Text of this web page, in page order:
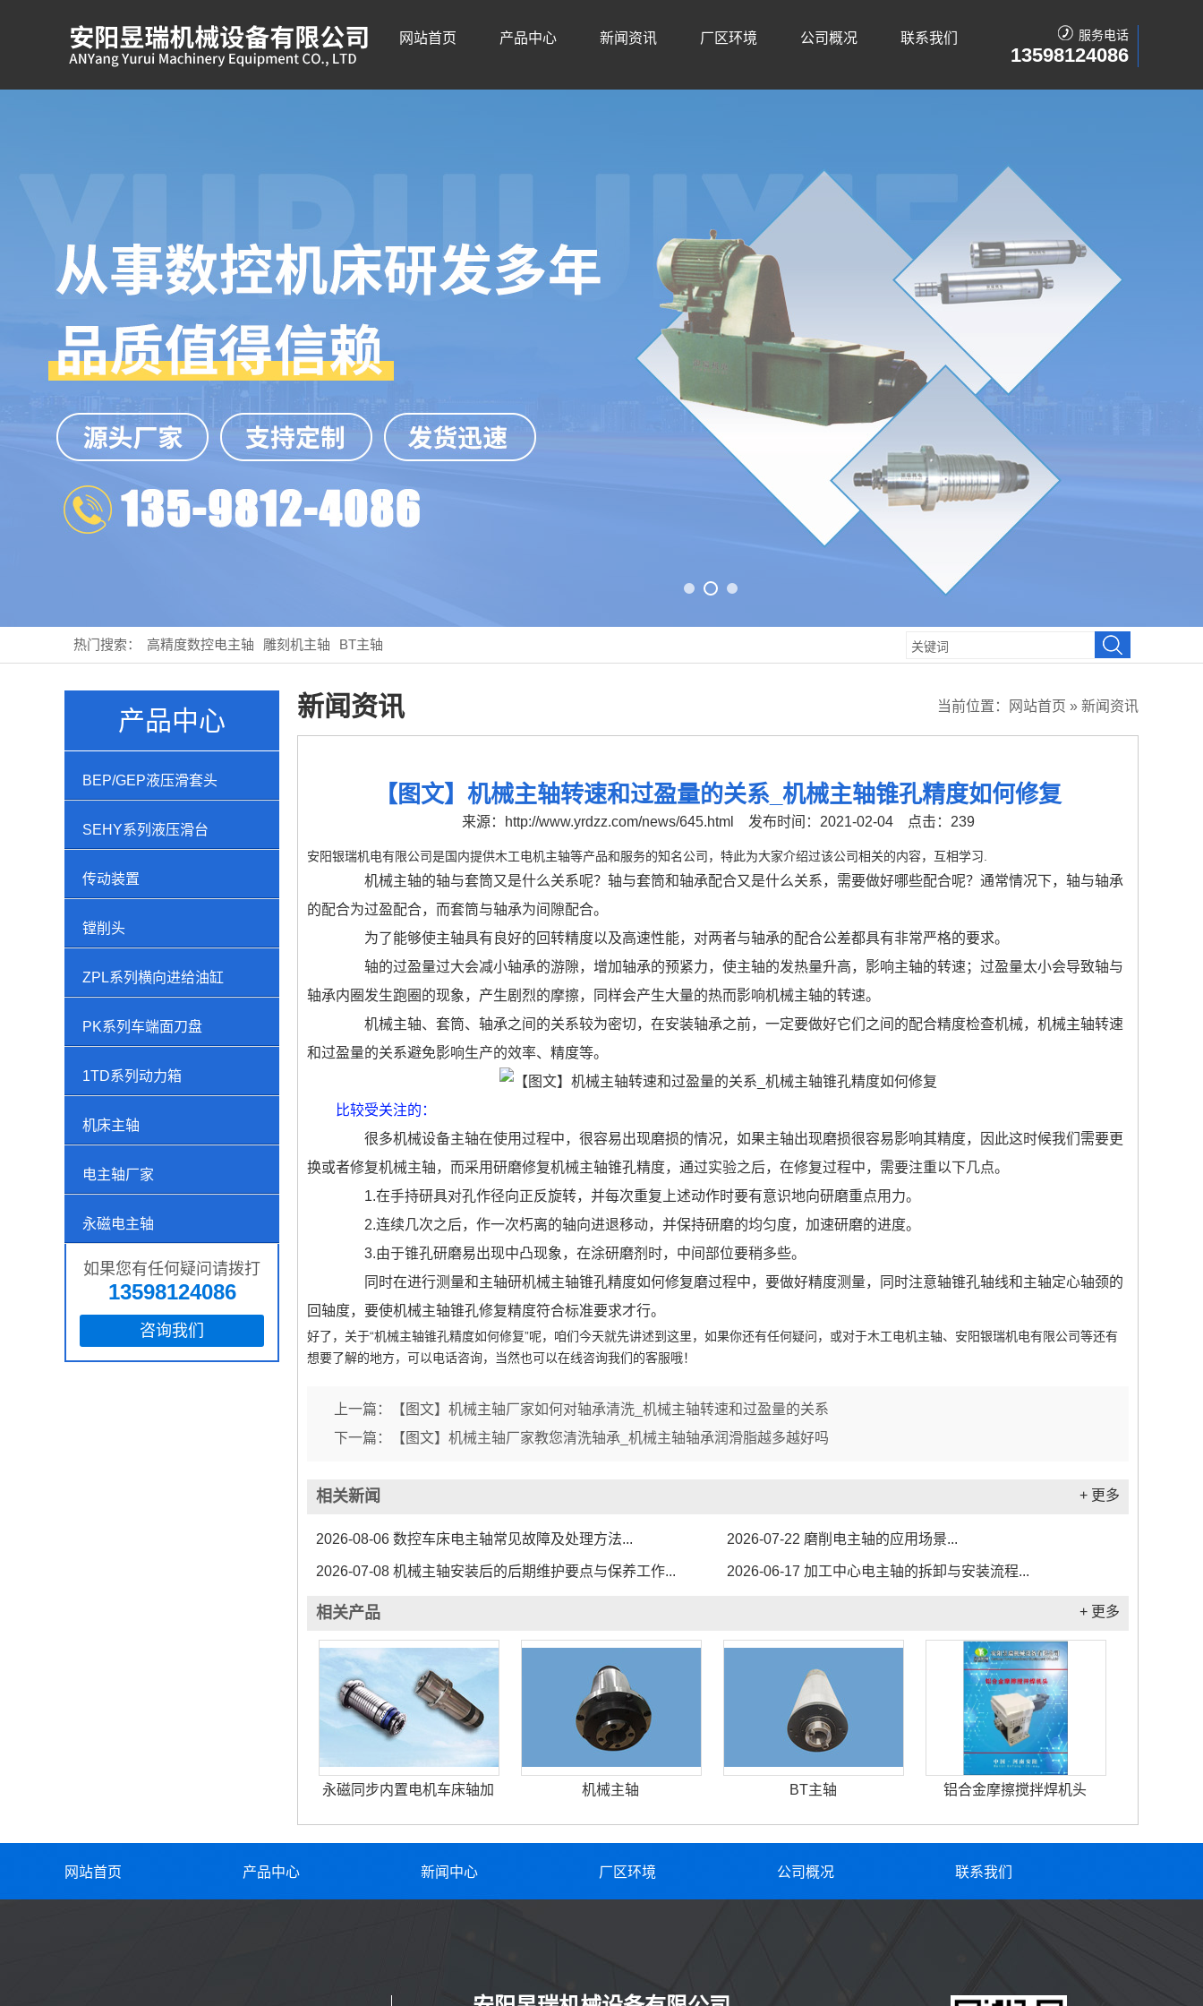
网站首页 产品中心 新闻资讯 厂区环境 公司概况 联系我们 服务电话
13598124086
1 2 3
热门搜索： 高精度数控电主轴 雕刻机主轴 BT主轴
产品中心
BEP/GEP液压滑套头
SEHY系列液压滑台
传动装置
镗削头
ZPL系列横向进给油缸
PK系列车端面刀盘
1TD系列动力箱
机床主轴
电主轴厂家
永磁电主轴
如果您有任何疑问请拨打
13598124086
咨询我们
新闻资讯 当前位置： 网站首页 » 新闻资讯
【图文】机械主轴转速和过盈量的关系_机械主轴锥孔精度如何修复
来源： http://www.yrdzz.com/news/645.html 发布时间：2021-02-04 点击：239
安阳银瑞机电有限公司是国内提供木工电机主轴等产品和服务的知名公司，特此为大家介绍过该公司相关的内容，互相学习.
机械主轴的轴与套筒又是什么关系呢？轴与套筒和轴承配合又是什么关系，需要做好哪些配合呢？通常情况下，轴与轴承
的配合为过盈配合，而套筒与轴承为间隙配合。
为了能够使主轴具有良好的回转精度以及高速性能，对两者与轴承的配合公差都具有非常严格的要求。
轴的过盈量过大会减小轴承的游隙，增加轴承的预紧力，使主轴的发热量升高，影响主轴的转速；过盈量太小会导致轴与
轴承内圈发生跑圈的现象，产生剧烈的摩擦，同样会产生大量的热而影响机械主轴的转速。
机械主轴、套筒、轴承之间的关系较为密切，在安装轴承之前，一定要做好它们之间的配合精度检查机械，机械主轴转速
和过盈量的关系避免影响生产的效率、精度等。
比较受关注的 ：
很多机械设备主轴在使用过程中，很容易出现磨损的情况，如果主轴出现磨损很容易影响其精度，因此这时候我们需要更
换或者修复机械主轴，而采用研磨修复机械主轴锥孔精度，通过实验之后，在修复过程中，需要注重以下几点。
1.在手持研具对孔作径向正反旋转，并每次重复上述动作时要有意识地向研磨重点用力。
2.连续几次之后，作一次朽离的轴向进退移动，并保持研磨的均匀度，加速研磨的进度。
3.由于锥孔研磨易出现中凸现象，在涂研磨剂时，中间部位要稍多些。
同时在进行测量和主轴研机械主轴锥孔精度如何修复磨过程中，要做好精度测量，同时注意轴锥孔轴线和主轴定心轴颈的
回轴度，要使机械主轴锥孔修复精度符合标准要求才行。
好了，关于“机械主轴锥孔精度如何修复”呢，咱们今天就先讲述到这里，如果你还有任何疑问，或对于木工电机主轴、安阳银瑞机电有限公司等还有
想要了解的地方，可以电话咨询，当然也可以在线咨询我们的客服哦！
上一篇：
【图文】机械主轴厂家如何对轴承清洗_机械主轴转速和过盈量的关系
下一篇：
【图文】机械主轴厂家教您清洗轴承_机械主轴轴承润滑脂越多越好吗
相关新闻 + 更多
2026-08-06 数控车床电主轴常见故障及处理方法... 2026-07-22 磨削电主轴的应用场景...
2026-07-08 机械主轴安装后的后期维护要点与保养工作... 2026-06-17 加工中心电主轴的拆卸与安装流程...
相关产品 + 更多
永磁同步内置电机车床轴加 机械主轴 BT主轴 铝合金摩擦搅拌焊机头
网站首页 产品中心 新闻中心 厂区环境 公司概况 联系我们